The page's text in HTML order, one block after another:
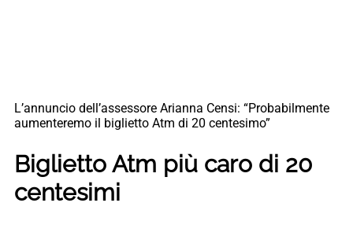
L’annuncio dell’assessore Arianna Censi: “Probabilmente
aumenteremo il biglietto Atm di 20 centesimo”
Biglietto Atm più caro di 20
centesimi